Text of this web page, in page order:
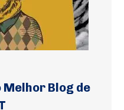
Melhor Blog de